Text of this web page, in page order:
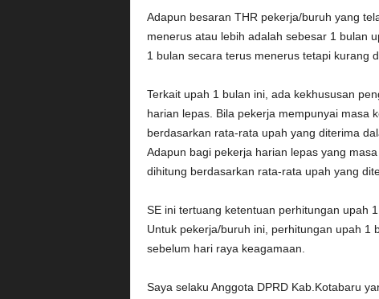
Adapun besaran THR pekerja/buruh yang
menerus atau lebih adalah sebesar 1 bulan
1 bulan secara terus menerus tetapi kurang
Terkait upah 1 bulan ini, ada kekhususan
harian lepas. Bila pekerja mempunyai masa
berdasarkan rata-rata upah yang diterima
Adapun bagi pekerja harian lepas yang
dihitung berdasarkan rata-rata upah yang
SE ini tertuang ketentuan perhitungan upah
Untuk pekerja/buruh ini, perhitungan upah 1
sebelum hari raya keagamaan.
Saya selaku Anggota DPRD Kab.Kotabaru